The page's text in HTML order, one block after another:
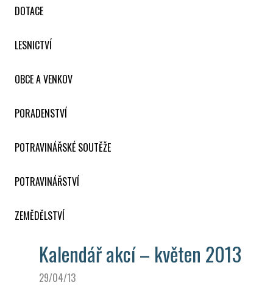
DOTACE
LESNICTVÍ
OBCE A VENKOV
PORADENSTVÍ
POTRAVINÁŘSKÉ SOUTĚŽE
POTRAVINÁŘSTVÍ
ZEMĚDĚLSTVÍ
Kalendář akcí – květen 2013
29/04/13